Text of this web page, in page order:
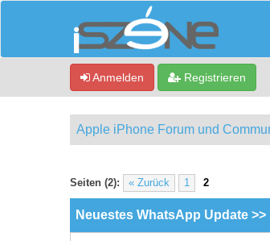
Anmelden Registrieren
Apple iPhone Forum und
Seiten (2): « Zurück 1 2
0 Bewertung(en) - 0 im
1
2
3
4
5
Neuestes WhatsApp Update